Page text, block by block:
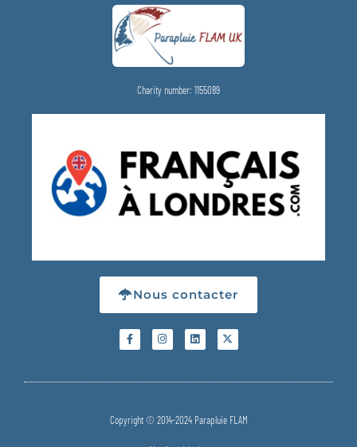
Charity number: 1155089
Nous contacter
Copyright © 2014-2024 Parapluie FLAM